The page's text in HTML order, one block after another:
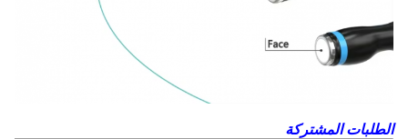
الطلبات المشتركة